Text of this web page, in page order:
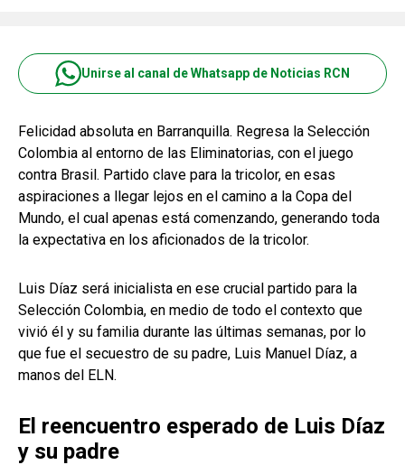
Unirse al canal de Whatsapp de Noticias RCN
Felicidad absoluta en Barranquilla. Regresa la Selección
Colombia al entorno de las Eliminatorias, con el juego
contra Brasil. Partido clave para la tricolor, en esas
aspiraciones a llegar lejos en el camino a la Copa del
Mundo, el cual apenas está comenzando, generando toda
la expectativa en los aficionados de la tricolor.
Luis Díaz será inicialista en ese crucial partido para la
Selección Colombia, en medio de todo el contexto que
vivió él y su familia durante las últimas semanas, por lo
que fue el secuestro de su padre, Luis Manuel Díaz, a
manos del ELN.
El reencuentro esperado de Luis Díaz
y su padre